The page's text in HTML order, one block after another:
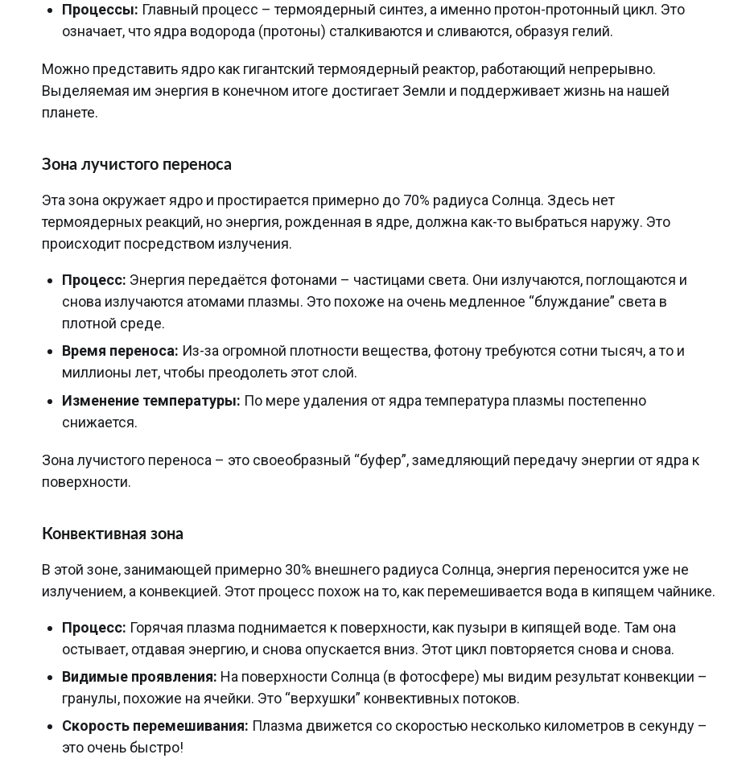
Процессы: Главный процесс – термоядерный синтез, а именно протон-протонный цикл. Это
означает, что ядра водорода (протоны) сталкиваются и сливаются, образуя гелий.
Можно представить ядро как гигантский термоядерный реактор, работающий непрерывно.
Выделяемая им энергия в конечном итоге достигает Земли и поддерживает жизнь на нашей
планете.
Зона лучистого переноса
Эта зона окружает ядро и простирается примерно до 70% радиуса Солнца. Здесь нет
термоядерных реакций, но энергия, рожденная в ядре, должна как-то выбраться наружу. Это
происходит посредством излучения.
Процесс: Энергия передаётся фотонами – частицами света. Они излучаются, поглощаются и
снова излучаются атомами плазмы. Это похоже на очень медленное “блуждание” света в
плотной среде.
Время переноса: Из-за огромной плотности вещества, фотону требуются сотни тысяч, а то и
миллионы лет, чтобы преодолеть этот слой.
Изменение температуры: По мере удаления от ядра температура плазмы постепенно
снижается.
Зона лучистого переноса – это своеобразный “буфер”, замедляющий передачу энергии от ядра к
поверхности.
Конвективная зона
В этой зоне, занимающей примерно 30% внешнего радиуса Солнца, энергия переносится уже не
излучением, а конвекцией. Этот процесс похож на то, как перемешивается вода в кипящем чайнике.
Процесс: Горячая плазма поднимается к поверхности, как пузыри в кипящей воде. Там она
остывает, отдавая энергию, и снова опускается вниз. Этот цикл повторяется снова и снова.
Видимые проявления: На поверхности Солнца (в фотосфере) мы видим результат конвекции –
гранулы, похожие на ячейки. Это “верхушки” конвективных потоков.
Скорость перемешивания: Плазма движется со скоростью несколько километров в секунду –
это очень быстро!